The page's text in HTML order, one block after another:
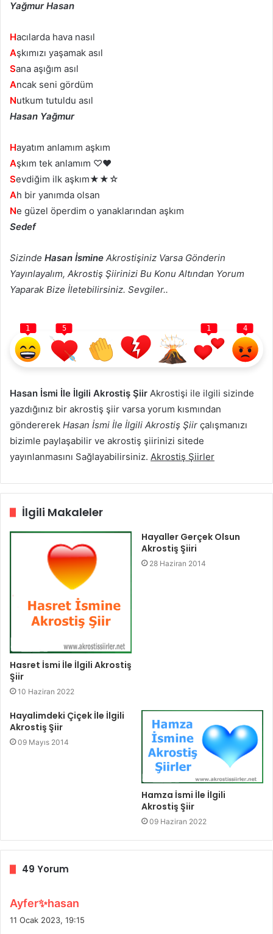
Yağmur Hasan
Hacılarda hava nasıl
Aşkımızı yaşamak asıl
Sana aşığım asıl
Ancak seni gördüm
Nutkum tutuldu asıl
Hasan Yağmur
Hayatım anlamım aşkım
Aşkım tek anlamım ♡♥
Sevdiğim ilk aşkım★★☆
Ah bir yanımda olsan
Ne güzel öperdim o yanaklarından aşkım
Sedef
Sizinde Hasan İsmine Akrostişiniz Varsa Gönderin
Yayınlayalım, Akrostiş Şiirinizi Bu Konu Altından Yorum
Yaparak Bize İletebilirsiniz. Sevgiler..
1 5 1 4
Hasan İsmi İle İlgili Akrostiş Şiir Akrostişi ile ilgili sizinde
yazdığınız bir akrostiş şiir varsa yorum kısmından
göndererek Hasan İsmi İle İlgili Akrostiş Şiir çalışmanızı
bizimle paylaşabilir ve akrostiş şiirinizi sitede
yayınlanmasını Sağlayabilirsiniz. Akrostiş Şiirler
İlgili Makaleler
Hasret İsmi İle İlgili Akrostiş
Şiir
10 Haziran 2022
Hayaller Gerçek Olsun
Akrostiş Şiiri
28 Haziran 2014
Hayalimdeki Çiçek İle İlgili
Akrostiş Şiir
09 Mayıs 2014
Hamza İsmi İle İlgili
Akrostiş Şiir
09 Haziran 2022
49 Yorum
Ayfer✨hasan
e
11 Ocak 2023, 19:15